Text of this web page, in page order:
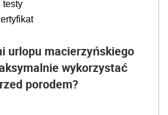
testy
urlopu macierzyńskiego
wykorzystać
porodem?